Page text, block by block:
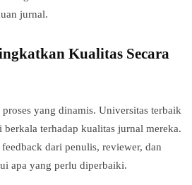
jurnal.
Kualitas Secara
yang dinamis. Universitas terbaik
berkala terhadap kualitas jurnal mereka.
dari penulis, reviewer, dan
apa yang perlu diperbaiki.